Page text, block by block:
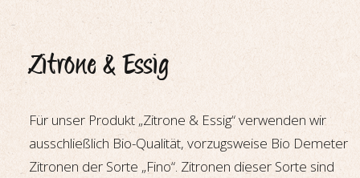
Zitrone & Essig
Für unser Produkt „Zitrone & Essig“ verwenden wir
ausschließlich Bio-Qualität, vorzugsweise Bio Demeter
Zitronen der Sorte „Fino“. Zitronen dieser Sorte sind